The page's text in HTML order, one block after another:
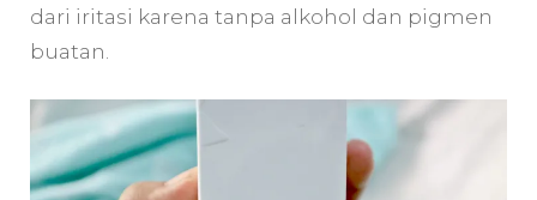
dari iritasi karena tanpa alkohol dan pigmen
buatan.